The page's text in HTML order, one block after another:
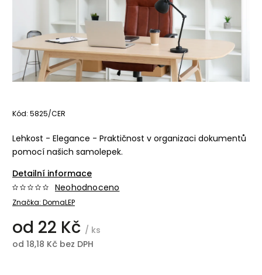
Kód: 5825/CER
Lehkost - Elegance - Praktičnost v organizaci dokumentů
pomocí našich samolepek.
Detailní informace
Značka: DomaLEP
Neohodnoceno
od 22 Kč / ks
od 18,18 Kč bez DPH